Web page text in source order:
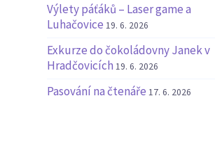
Výlety páťáků – Laser game a
Luhačovice 19. 6. 2026
Exkurze do čokoládovny Janek v
Hradčovicích 19. 6. 2026
Pasování na čtenáře 17. 6. 2026